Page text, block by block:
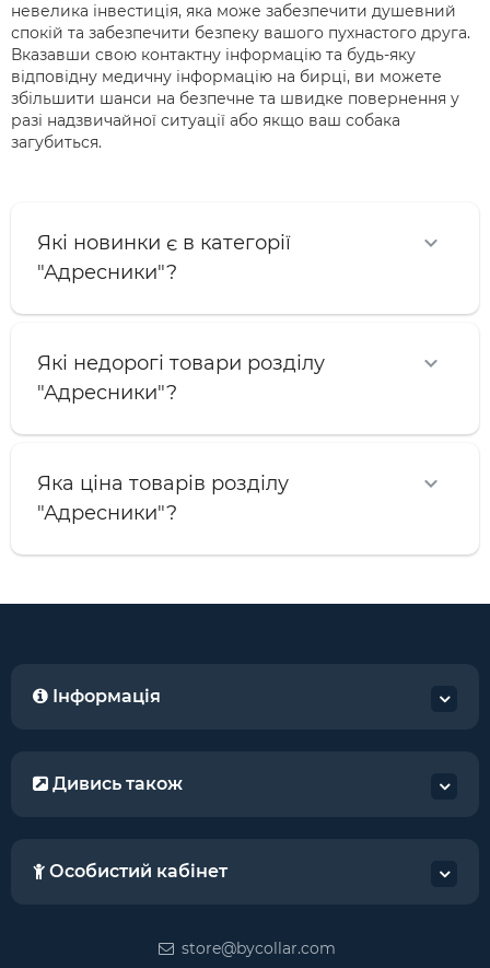
невелика інвестиція, яка може забезпечити душевний
спокій та забезпечити безпеку вашого пухнастого друга.
Вказавши свою контактну інформацію та будь-яку
відповідну медичну інформацію на бирці, ви можете
збільшити шанси на безпечне та швидке повернення у
разі надзвичайної ситуації або якщо ваш собака
загубиться.
Які новинки є в категорії
"Адресники"?
Які недорогі товари розділу
"Адресники"?
Яка ціна товарів розділу
"Адресники"?
Інформація
Дивись також
Особистий кабінет
store@bycollar.com